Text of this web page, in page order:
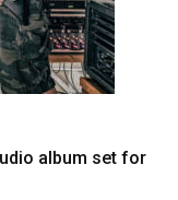
album set for